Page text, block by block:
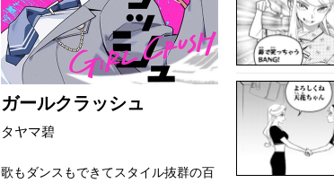
ガールクラッシュ
タヤマ碧
歌もダンスもできてスタイル抜群の百